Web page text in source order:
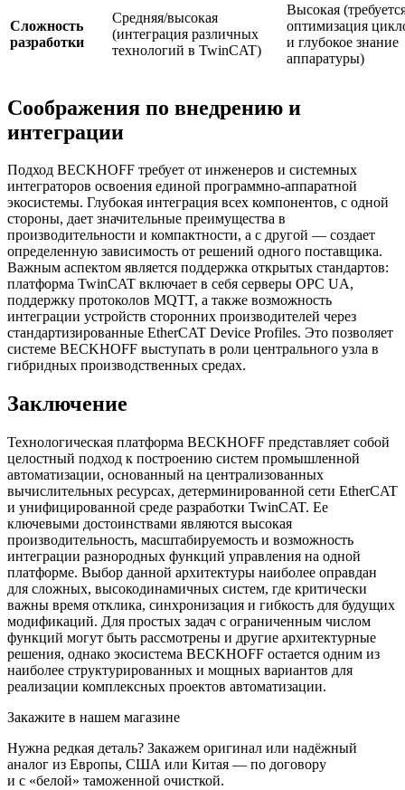
Сложность
разработки
Средняя/высокая
(интеграция различных
технологий в TwinCAT)
Высокая
оптимизация
и глубокое знание
аппаратуры)
Соображения по внедрению и
интеграции
Подход BECKHOFF требует от инженеров и системных
интеграторов освоения единой программно-аппаратной
экосистемы. Глубокая интеграция всех компонентов, с одной
стороны, дает значительные преимущества в
производительности и компактности, а с другой — создает
определенную зависимость от решений одного поставщика.
Важным аспектом является поддержка открытых стандартов:
платформа TwinCAT включает в себя серверы OPC UA,
поддержку протоколов MQTT, а также возможность
интеграции устройств сторонних производителей через
стандартизированные EtherCAT Device Profiles. Это позволяет
системе BECKHOFF выступать в роли центрального узла в
гибридных производственных средах.
Заключение
Технологическая платформа BECKHOFF представляет собой
целостный подход к построению систем промышленной
автоматизации, основанный на централизованных
вычислительных ресурсах, детерминированной сети EtherCAT
и унифицированной среде разработки TwinCAT. Ее
ключевыми достоинствами являются высокая
производительность, масштабируемость и возможность
интеграции разнородных функций управления на одной
платформе. Выбор данной архитектуры наиболее оправдан
для сложных, высокодинамичных систем, где критически
важны время отклика, синхронизация и гибкость для будущих
модификаций. Для простых задач с ограниченным числом
функций могут быть рассмотрены и другие архитектурные
решения, однако экосистема BECKHOFF остается одним из
наиболее структурированных и мощных вариантов для
реализации комплексных проектов автоматизации.
Закажите в нашем магазине
Нужна редкая деталь? Закажем оригинал или надёжный
аналог из Европы, США или Китая — по договору
и с «белой» таможенной очисткой.